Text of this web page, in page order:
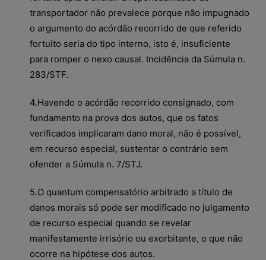
transportador não prevalece porque não impugnado
o argumento do acórdão recorrido de que referido
fortuito seria do tipo interno, isto é, insuficiente
para romper o nexo causal. Incidência da Súmula n.
283/STF.
4.Havendo o acórdão recorrido consignado, com
fundamento na prova dos autos, que os fatos
verificados implicaram dano moral, não é possível,
em recurso especial, sustentar o contrário sem
ofender a Súmula n. 7/STJ.
5.O quantum compensatório arbitrado a título de
danos morais só pode ser modificado no julgamento
de recurso especial quando se revelar
manifestamente irrisório ou exorbitante, o que não
ocorre na hipótese dos autos.